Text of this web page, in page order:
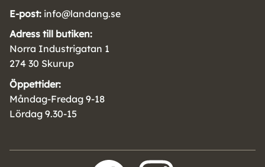
E-post: info@landang.se
Adress till butiken:
Norra Industrigatan 1
274 30 Skurup
Öppettider:
Måndag-Fredag 9-18
Lördag 9.30-15